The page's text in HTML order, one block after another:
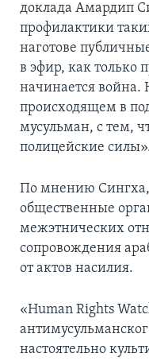
доклада Амардип
профилактики
наготове
в эфир, как только
начинается война.
происходящем в
мусульман, с тем,
полицейские
По мнению Сингха,
общественные
межэтнических
сопровождения
от актов насилия.
«Human Rights
настоятельно